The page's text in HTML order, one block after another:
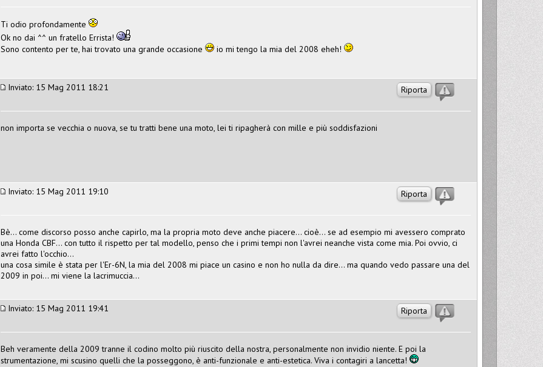
Ti odio profondamente
Ok no dai ^^ un fratello Errista!
Sono contento per te, hai trovato una grande occasione
io mi tengo la mia del 2008 eheh!
Riporta
Inviato: 15 Mag 2011 18:21
non importa se vecchia o nuova, se tu tratti bene una moto, lei ti ripagherà con mille e più soddisfazioni
Riporta
Inviato: 15 Mag 2011 19:10
Bè... come discorso posso anche capirlo, ma la propria moto deve anche piacere... cioè... se ad esempio mi avessero comprato
una Honda CBF... con tutto il rispetto per tal modello, penso che i primi tempi non l'avrei neanche vista come mia. Poi ovvio, ci
avrei fatto l'occhio...
una cosa simile è stata per l'Er-6N, la mia del 2008 mi piace un casino e non ho nulla da dire... ma quando vedo passare una del
2009 in poi... mi viene la lacrimuccia...
Riporta
Inviato: 15 Mag 2011 19:41
Beh veramente della 2009 tranne il codino molto più riuscito della nostra, personalmente non invidio niente. E poi la
strumentazione, mi scusino quelli che la posseggono, è anti-funzionale e anti-estetica. Viva i contagiri a lancetta!